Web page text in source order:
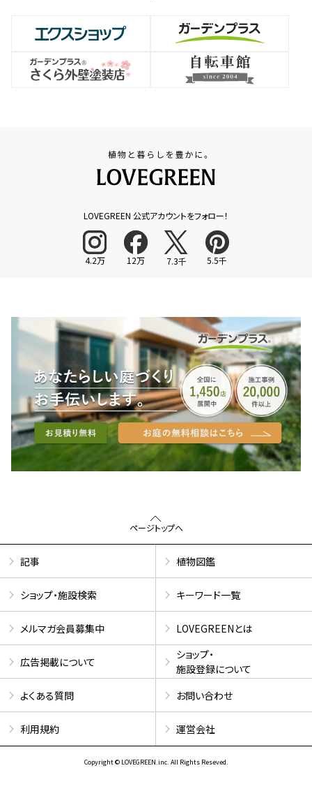
LOVEGREEN 公式アカウントをフォロー！
4.2万 12万 7.3千 5.5千
ページトップへ
記事 植物図鑑
ショップ・施設検索 キーワード一覧
メルマガ会員募集中 LOVEGREENとは
広告掲載について
ショップ・
施設登録について
よくある質問
お問い合わせ
利用規約 運営会社
Copyright © LOVEGREEN.inc. All Rights Reseved.